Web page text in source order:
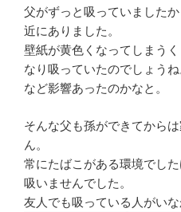
父がずっと吸っていました
近にありました。
壁紙が黄色くなってしまう
なり吸っていたのでしょう
など影響あったのかなと。
そんな父も孫ができてから
ん。
常にたばこがある環境でし
吸いませんでした。
友人でも吸っている人がいな